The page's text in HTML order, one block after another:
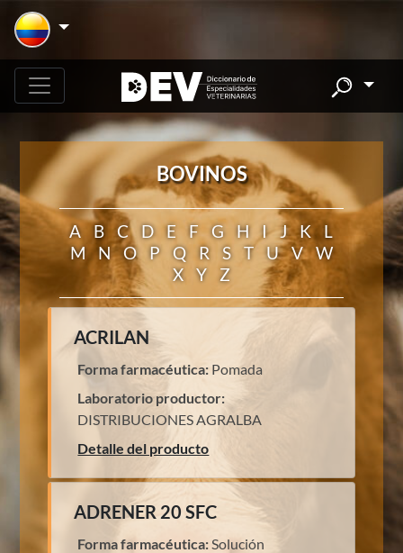
BOVINOS
A B C D E F G H I J K
L
M
N O P Q R S T U V
W
X
Y Z
ACRILAN
Forma farmacéutica: Pomada
Laboratorio productor:
DISTRIBUCIONES AGRALBA
Detalle del producto
ADRENER 20 SFC
Forma farmacéutica: Solución